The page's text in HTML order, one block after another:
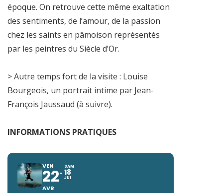
époque. On retrouve cette même exaltation
des sentiments, de l’amour, de la passion
chez les saints en pâmoison représentés
par les peintres du Siècle d’Or.
> Autre temps fort de la visite : Louise
Bourgeois, un portrait intime par Jean-
François Jaussaud (à suivre).
INFORMATIONS PRATIQUES
VEN
22
AVR
SAM
18
JUI